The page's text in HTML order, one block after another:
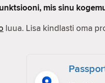
mis sinu
luua. Lisa kindlasti oma